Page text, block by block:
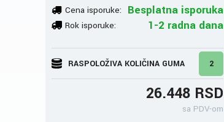
Cena isporuke: Besplatna isporuka
Rok isporuke: 1-2 radna dana
RASPOLOŽIVA KOLIČINA GUMA 2
26.448 RSD
sa PDV-om